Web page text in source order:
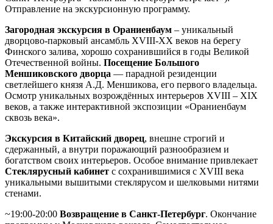
Отправление на экскурсионную программу.
Загородная экскурсия в Ораниенбаум – уникальный
дворцово-парковый ансамбль XVIII-XX веков на берегу
Финского залива, хорошо сохранившийся в годы Великой
Отечественной войны. Посещение Большого
Меншиковского дворца — парадной резиденции
светлейшего князя А.Д. Меншикова, его первого владельца.
Осмотр уникальных возрождённых интерьеров XVIII – XIX
веков, а также интерактивной экспозиции «Ораниенбаум
сквозь века».
Экскурсия в Китайский дворец, внешне строгий и
сдержанный, а внутри поражающий разнообразием и
богатством своих интерьеров. Особое внимание привлекает
Стеклярусный кабинет с сохранившимися с XVIII века
уникальными вышитыми стеклярусом и шелковыми нитями
стенами.
~19:00-20:00 Возвращение в Санкт-Петербург. Окончание